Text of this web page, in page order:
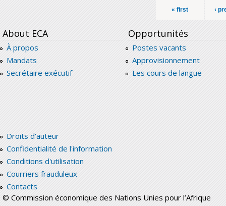
« first ‹
About ECA
À propos
Mandats
Secrétaire exécutif
Opportunités
Postes vacants
Approvisionnement
Les cours de langue
Droits d'auteur
Confidentialité de l'information
Conditions d'utilisation
Courriers frauduleux
Contacts
© Commission économique des Nations Unies pour l’Afrique